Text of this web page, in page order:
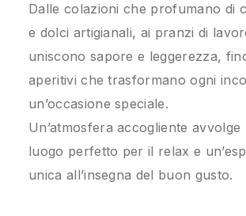
Dalle colazioni che profumano di
e dolci artigianali, ai pranzi di
uniscono sapore e leggerezza,
aperitivi che trasformano ogni
un’occasione speciale.
Un’atmosfera accogliente avvolge
luogo perfetto per il relax e
unica all’insegna del buon gusto.